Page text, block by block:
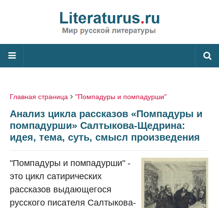
Главная страница "Помпадуры и помпадурши"
Анализ цикла рассказов «Помпадуры и
помпадурши» Салтыкова-Щедрина:
идея, тема, суть, смысл произведения
"Помпадуры и помпадурши" -
это цикл сатирических
рассказов выдающегося
русского писателя Салтыкова-